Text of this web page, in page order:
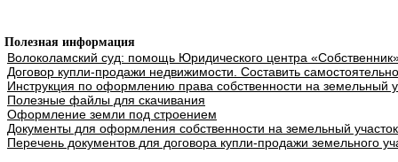
Полезная информация
Волоколамский суд: помощь Юридического центра
Договор купли-продажи недвижимости. Составить
Инструкция по оформлению права собственности на земельный
Полезные файлы для скачивания
Оформление земли под строением
Документы для оформления собственности на земельный
Перечень документов для договора купли-продажи земельного